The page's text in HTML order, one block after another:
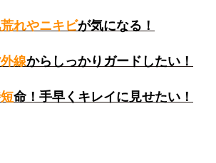
れやニキビが気になる！
線からしっかりガードしたい！
命！手早くキレイに見せたい！